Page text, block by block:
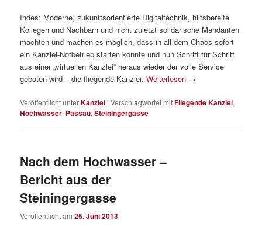
Indes: Moderne, zukunftsorientierte Digitaltechnik, hilfsbereite
Kollegen und Nachbarn und nicht zuletzt solidarische Mandanten
machten und machen es möglich, dass in all dem Chaos sofort
ein Kanzlei-Notbetrieb starten konnte und nun Schritt für Schritt
aus einer „virtuellen Kanzlei“ heraus wieder der volle Service
geboten wird – die fliegende Kanzlei.Weiterlesen →
Veröffentlicht unterKanzlei |Verschlagwortet mitFliegende Kanzlei,
Hochwasser, Passau,Steiningergasse
Nach dem Hochwasser –
Bericht aus der
Steiningergasse
Veröffentlicht am25. Juni 2013